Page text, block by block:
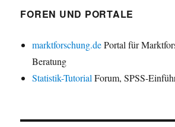
FOREN UND PORTALE
marktforschung.dePortal für
Beratung
Statistik-Tutorial Forum, SPSS-